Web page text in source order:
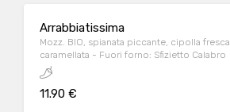
Arrabbiatissima
Mozz. BIO, spianata piccante, cipolla fresca
caramellata - Fuori forno: Sfizietto Calabro
11.90 €